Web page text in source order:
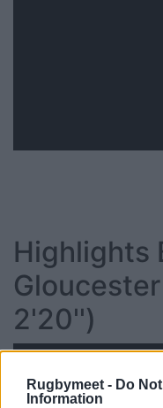
Rugbymeet - Do
Information
Highlights
2'20'')